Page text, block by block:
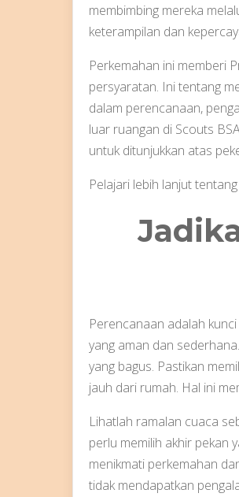
membimbing mereka
keterampilan dan
Perkemahan ini memberi
persyaratan. Ini tentang
dalam perencanaan,
luar ruangan di Scouts
untuk ditunjukkan atas
Pelajari lebih lanjut
Perencanaan adalah
yang aman dan
yang bagus. Pastikan
jauh dari rumah. Hal ini
Lihatlah ramalan cuaca
perlu memilih akhir pekan
menikmati perkemahan
tidak mendapatkan